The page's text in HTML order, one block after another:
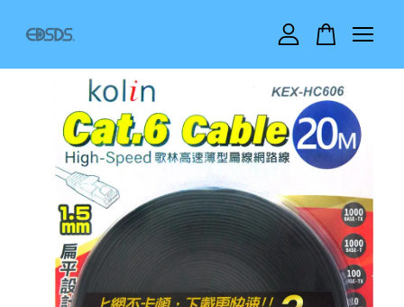
您的購物車目前還是空的。
繼續購物